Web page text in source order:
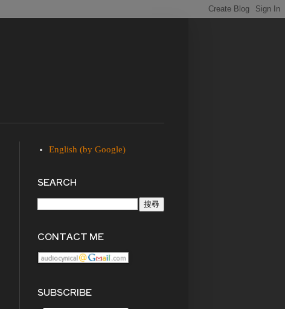
English (by Google)
SEARCH
CONTACT ME
SUBSCRIBE